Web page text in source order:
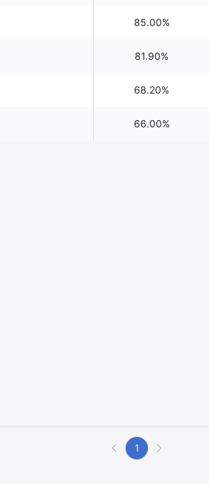
85.00%
81.90%
68.20%
66.00%
1